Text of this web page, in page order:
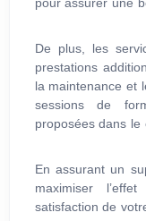
De plus, les
prestations
la maintenance et
sessions de
proposées dans le
En assurant un
maximiser
satisfaction de